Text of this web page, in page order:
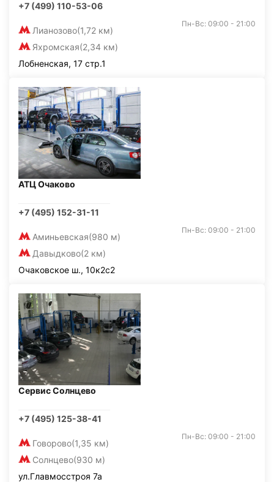
+7 (499) 110-53-06
Лианозово(1,72 км)
Яхромская(2,34 км)
Пн-Вс: 09:00 - 21:00
Лобненская, 17 стр.1
АТЦ Очаково
+7 (495) 152-31-11
Аминьевская(980 м)
Давыдково(2 км)
Пн-Вс: 09:00 - 21:00
Очаковское ш., 10к2с2
Сервис Солнцево
+7 (495) 125-38-41
Говорово(1,35 км)
Солнцево(930 м)
Пн-Вс: 09:00 - 21:00
ул.Главмосстроя 7а